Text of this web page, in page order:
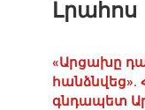
Լրահոս
«Արցախը
գնդապետ